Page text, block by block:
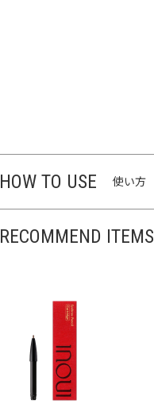
HOW TO USE 使い方
RECOMMEND ITEMS